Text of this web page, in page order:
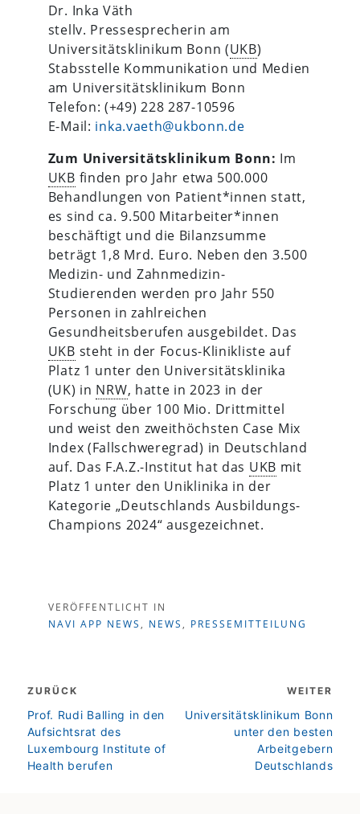
Dr. Inka Väth
stellv. Pressesprecherin am
Universitätsklinikum Bonn (UKB)
Stabsstelle Kommunikation und Medien
am Universitätsklinikum Bonn
Telefon: (+49) 228 287-10596
E-Mail: inka.vaeth@ukbonn.de
Zum Universitätsklinikum Bonn: Im
UKB finden pro Jahr etwa 500.000
Behandlungen von Patient*innen statt,
es sind ca. 9.500 Mitarbeiter*innen
beschäftigt und die Bilanzsumme
beträgt 1,8 Mrd. Euro. Neben den 3.500
Medizin- und Zahnmedizin-
Studierenden werden pro Jahr 550
Personen in zahlreichen
Gesundheitsberufen ausgebildet. Das
UKB steht in der Focus-Klinikliste auf
Platz 1 unter den Universitätsklinika
(UK) in NRW, hatte in 2023 in der
Forschung über 100 Mio. Drittmittel
und weist den zweithöchsten Case Mix
Index (Fallschweregrad) in Deutschland
auf. Das F.A.Z.-Institut hat das UKB mit
Platz 1 unter den Uniklinika in der
Kategorie „Deutschlands Ausbildungs-
Champions 2024“ ausgezeichnet.
VERÖFFENTLICHT IN
NAVI APP NEWS , NEWS , PRESSEMITTEILUNG
ZURÜCK
zurück
Prof. Rudi Balling in den
Aufsichtsrat des
Luxembourg Institute of
Health berufen
WEITER
weiter
Universitätsklinikum Bonn
unter den besten
Arbeitgebern
Deutschlands